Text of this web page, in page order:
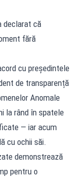
declarat că
fără
cu președintele
de transparență
Anomale
la rând în spatele
— iar acum
cu ochii săi.
demonstrează
pentru o